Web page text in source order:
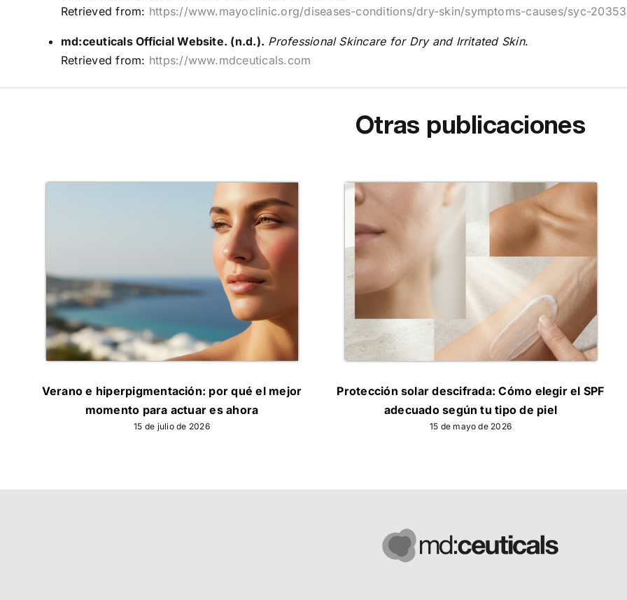
Retrieved from: https://www.mayoclinic.org/diseases-conditions/dry-skin/symptoms-causes/syc-
md:ceuticals Official Website. (n.d.). Professional Skincare for Dry and Irritated Skin.
Retrieved from: https://www.mdceuticals.com
Otras publicaciones
Verano e hiperpigmentación: por qué el mejor
momento para actuar es ahora
15 de julio de 2026
Protección solar descifrada: Cómo elegir el SPF
adecuado según tu tipo de piel
15 de mayo de 2026